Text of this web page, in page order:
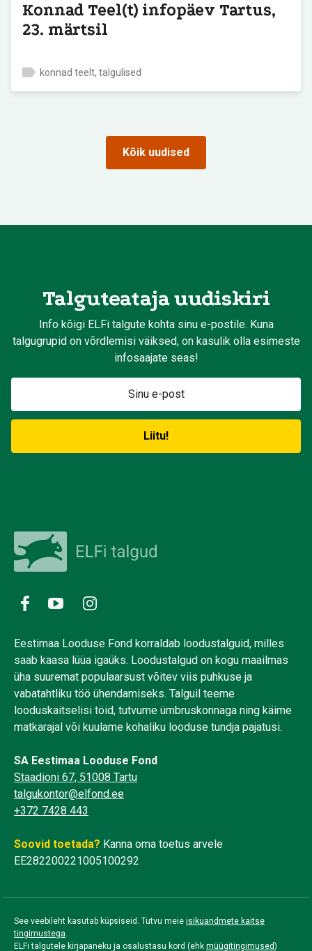
Konnad Teel(t) infopäev Tartus,
23. märtsil
konnad teelt, talgulised
Kõik uudised
Talguteataja uudiskiri
Info kõigi ELFi talgute kohta sinu e-postile. Kuna
talgugrupid on võrdlemisi väiksed, on kasulik olla esimeste
infosaajate seas!
Eestimaa Looduse Fond korraldab loodustalguid, milles
saab kaasa lüüa igaüks. Loodustalgud on kogu maailmas
üha suuremat populaarsust võitev viis puhkuse ja
vabatahtliku töö ühendamiseks. Talguil teeme
looduskaitselisi töid, tutvume ümbruskonnaga ning käime
matkarajal või kuulame kohaliku looduse tundja pajatusi.
SA Eestimaa Looduse Fond
Staadioni 67, 51008 Tartu
talgukontor@elfond.ee
+372 7428 443
Soovid toetada? Kanna oma toetus arvele
EE282200221005100292
See veebileht kasutab küpsiseid. Tutvu meie isikuandmete kaitse
tingimustega.
ELFi talgutele kirjapaneku ja osalustasu kord (ehk müügitingimused)